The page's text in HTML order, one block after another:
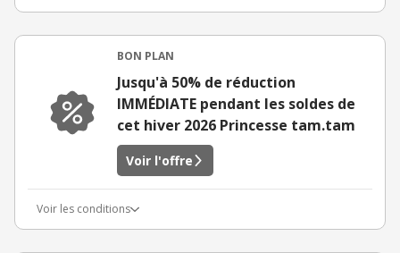
BON PLAN
Jusqu'à 50% de réduction
IMMÉDIATE pendant les soldes de
cet hiver 2026 Princesse tam.tam
Voir l'offre
Voir les conditions